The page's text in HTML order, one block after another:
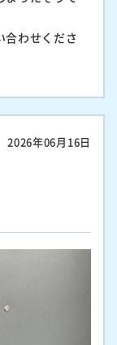
合わせくださ
2026年06月16日